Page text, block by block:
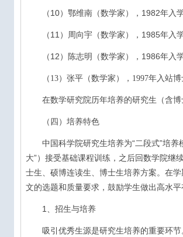
（ 10）鄂维南（数学家）， 1982年入
（ 11 ）周向宇（数学家）， 1985年入
（ 12 ）陈志明（数学家）， 1986年入
（13）张平（数学家），1997年入站博
在数学研究院历年培养的研究生（含博
（四）培养特色
中国科学院研究生培养为“二段式”培养
大”）接受基础课程训练，之后回数学院继
士生、硕博连读生、博士生培养方案。在
文的选题和质量要求，鼓励学生做出高水
1 、招生与培养
吸引优秀生源是研究生培养的重要环节